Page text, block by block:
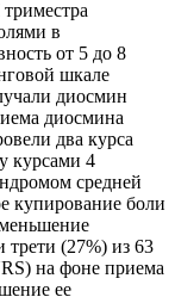
в
от 5 до 8
шкале
диосмин
диосмина
два курса
курсами 4
средней
купирование боли
трети (27%) из 63
на фоне приема
ее